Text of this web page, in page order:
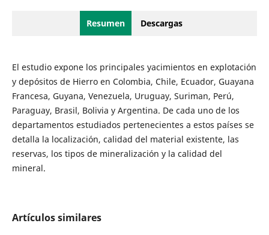
Resumen Descargas
El estudio expone los principales yacimientos en explotación
y depósitos de Hierro en Colombia, Chile, Ecuador, Guayana
Francesa, Guyana, Venezuela, Uruguay, Suriman, Perú,
Paraguay, Brasil, Bolivia y Argentina. De cada uno de los
departamentos estudiados pertenecientes a estos países se
detalla la localización, calidad del material existente, las
reservas, los tipos de mineralización y la calidad del
mineral.
Artículos similares